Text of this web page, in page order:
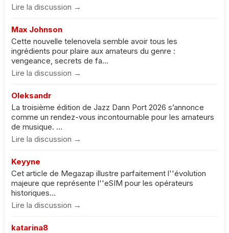
Lire la discussion →
Max Johnson
Cette nouvelle telenovela semble avoir tous les
ingrédients pour plaire aux amateurs du genre :
vengeance, secrets de fa...
Lire la discussion →
Oleksandr
La troisième édition de Jazz Dann Port 2026 s’annonce
comme un rendez-vous incontournable pour les amateurs
de musique. ...
Lire la discussion →
Keyyne
Cet article de Megazap illustre parfaitement l''évolution
majeure que représente l''eSIM pour les opérateurs
historiques...
Lire la discussion →
katarina8